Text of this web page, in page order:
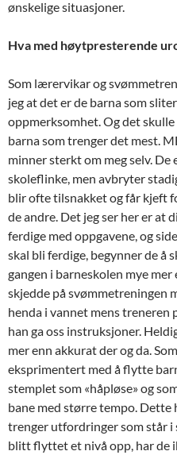
ønskelige situasjoner.
Hva med høytpresterende
Som lærervikar og
jeg at det er de barna som
oppmerksomhet. Og det skulle
barna som trenger det mest.
minner sterkt om meg selv.
skoleflinke, men avbryter
blir ofte tilsnakket og får kjeft
de andre. Det jeg ser her er at
ferdige med oppgavene, og
skal bli ferdige, begynner de å
gangen i barneskolen mye mer
skjedde på svømmetreningen
henda i vannet mens treneren
han ga oss instruksjoner.
mer enn akkurat der og da.
eksprimentert med å flytte
stemplet som «håpløse» og
bane med større tempo. Dette
trenger utfordringer som står i
blitt flyttet et nivå opp, har de